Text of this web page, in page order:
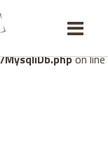
of variables
statement in
on line